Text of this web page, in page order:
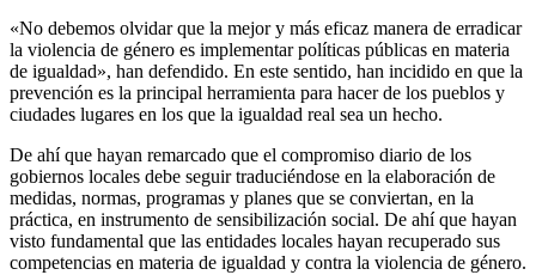
«No debemos olvidar que la mejor y más eficaz manera de erradicar
la violencia de género es implementar políticas públicas en materia
de igualdad», han defendido. En este sentido, han incidido en que la
prevención es la principal herramienta para hacer de los pueblos y
ciudades lugares en los que la igualdad real sea un hecho.
De ahí que hayan remarcado que el compromiso diario de los
gobiernos locales debe seguir traduciéndose en la elaboración de
medidas, normas, programas y planes que se conviertan, en la
práctica, en instrumento de sensibilización social. De ahí que hayan
visto fundamental que las entidades locales hayan recuperado sus
competencias en materia de igualdad y contra la violencia de género.